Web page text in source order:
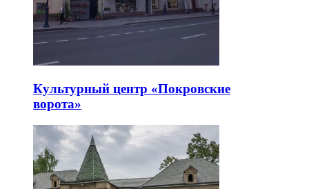
Культурный центр «Покровские
ворота»